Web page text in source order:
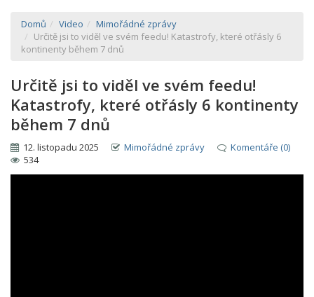
Domů Video
Mimořádné zprávy
Určitě jsi to viděl ve svém feedu! Katastrofy, které otřásly 6
kontinenty během 7 dnů
Určitě jsi to viděl ve svém feedu!
Katastrofy, které otřásly 6 kontinenty
během 7 dnů
12. listopadu 2025 Mimořádné zprávy
Komentáře (0)
534